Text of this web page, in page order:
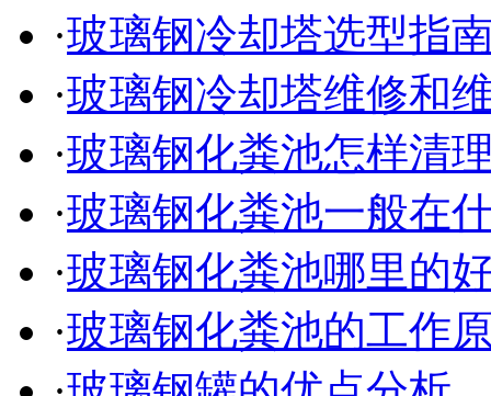
·玻璃钢冷却塔选型指
·玻璃钢冷却塔维修和
·玻璃钢化粪池怎样清
·玻璃钢化粪池一般在
·玻璃钢化粪池哪里的
·玻璃钢化粪池的工作